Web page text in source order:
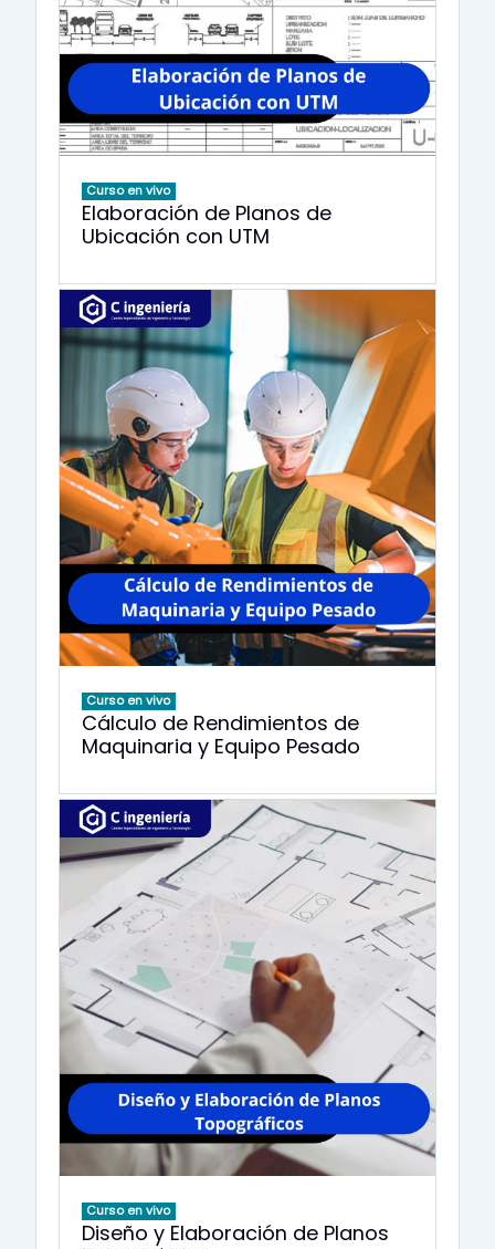
Curso en vivo
Elaboración de Planos de
Ubicación con UTM
Curso en vivo
Cálculo de Rendimientos de
Maquinaria y Equipo Pesado
Curso en vivo
Diseño y Elaboración de Planos